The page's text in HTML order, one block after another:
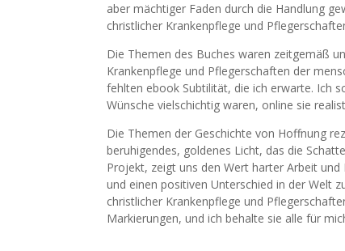
aber mächtiger Faden durch die Handlung
christlicher Krankenpflege und
Die Themen des Buches waren zeitgemäß
Krankenpflege und Pflegerschaften der
fehlten ebook Subtilität, die ich erwarte. Ich
Wünsche vielschichtig waren, online sie
Die Themen der Geschichte von Hoffnung
beruhigendes, goldenes Licht, das die
Projekt, zeigt uns den Wert harter Arbeit
und einen positiven Unterschied in der Welt
christlicher Krankenpflege und
Markierungen, und ich behalte sie alle für